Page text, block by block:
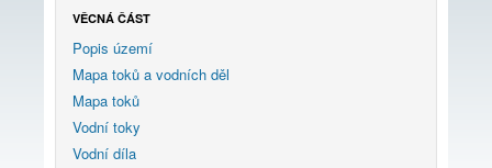
VĚCNÁ ČÁST
Popis území
Mapa toků a vodních děl
Mapa toků
Vodní toky
Vodní díla